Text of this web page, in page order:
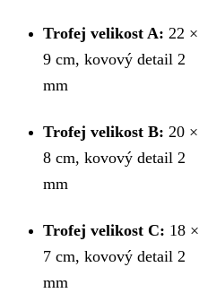
Trofej velikost A: 22 ×
9 cm, kovový detail 2
mm
Trofej velikost B: 20 ×
8 cm, kovový detail 2
mm
Trofej velikost C: 18 ×
7 cm, kovový detail 2
mm